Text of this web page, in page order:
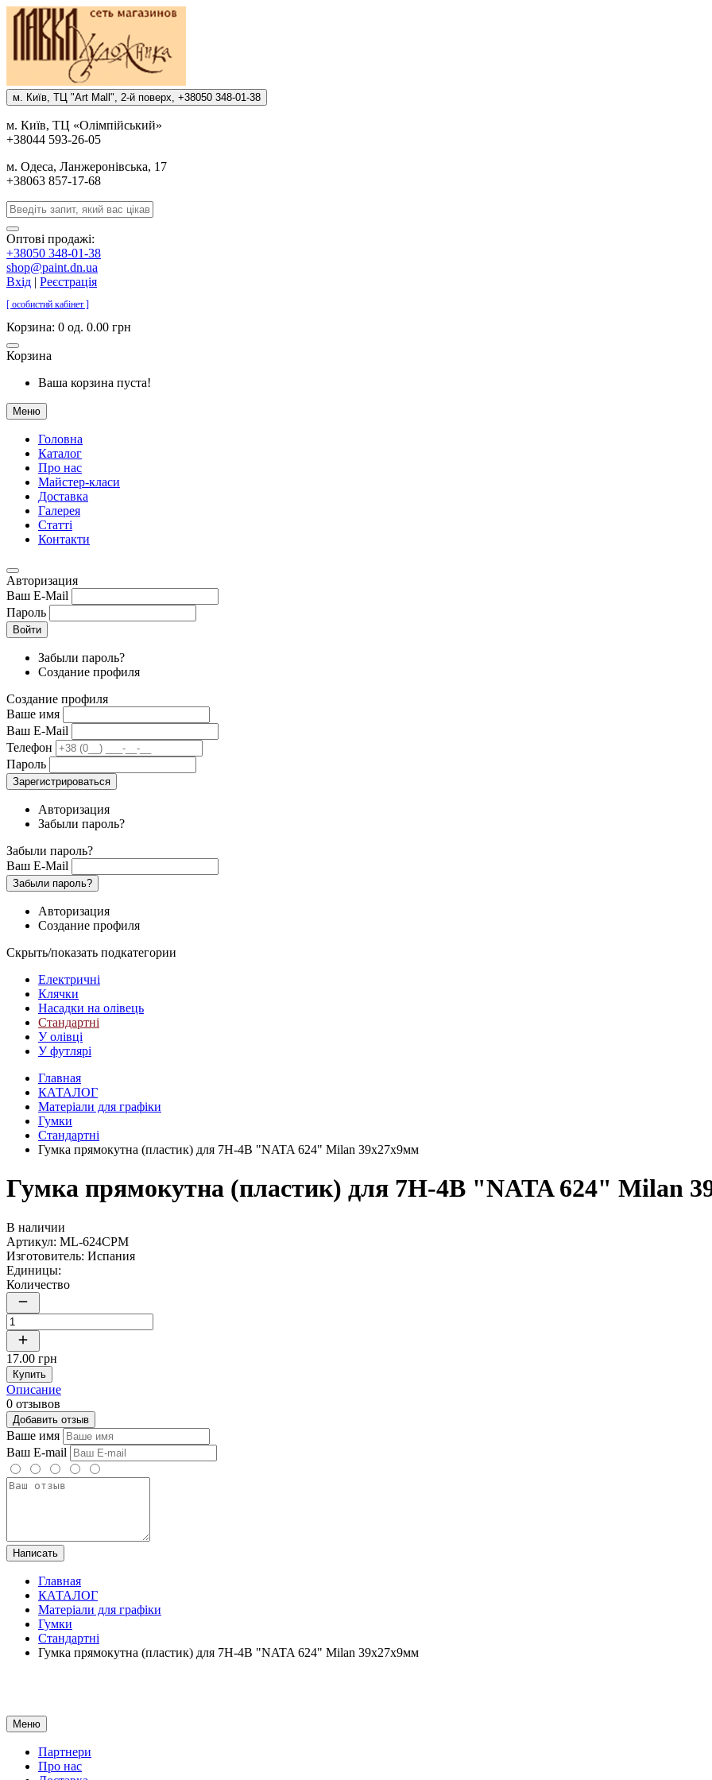
м. Киïв, ТЦ "Art Mall", 2-й поверх, +38050 348-01-38
м. Киïв, ТЦ «Олiмпiйський»
+38044 593-26-05
м. Одеса, Ланжеронiвська, 17
+38063 857-17-68
Оптові продажі:
+38050 348-01-38
shop@paint.dn.ua
Вхід | Реєстрація
[ особистий кабінет ]
Корзина: 0 од. 0.00 грн
Корзина
Ваша корзина пуста!
Меню
Головна
Каталог
Про нас
Майстер-класи
Доставка
Галерея
Статтi
Контакти
Авторизация
Ваш E-Mail
Пароль
Войти
Забыли пароль?
Создание профиля
Создание профиля
Ваше имя
Ваш E-Mail
Телефон
Пароль
Зарегистрироваться
Авторизация
Забыли пароль?
Забыли пароль?
Ваш E-Mail
Забыли пароль?
Авторизация
Создание профиля
Скрыть/показать подкатегории
Електричні
Клячки
Насадки на олівець
Стандартні
У олівці
У футлярі
Главная
КАТАЛОГ
Матеріали для графіки
Гумки
Стандартні
Гумка прямокутна (пластик) для 7Н-4В "NATA 624" Milan 39х27х9мм
Гумка прямокутна (пластик) для 7Н-4В "NATA 624" Milan
В наличии
Артикул: ML-624CPM
Изготовитель: Испания
Единицы:
Количество
17.00 грн
Купить
Описание
0 отзывов
Добавить отзыв
Ваше имя
Ваш E-mail
Написать
Главная
КАТАЛОГ
Матеріали для графіки
Гумки
Стандартні
Гумка прямокутна (пластик) для 7Н-4В "NATA 624" Milan 39х27х9мм
Меню
Партнери
Про нас